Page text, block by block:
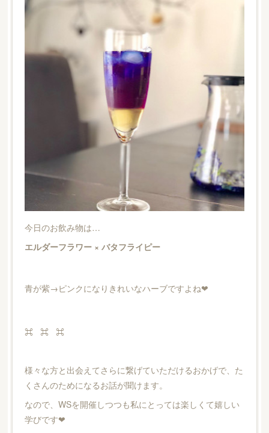
今日のお飲み物は…
エルダーフラワー × バタフライピー
青が紫→ピンクになりきれいなハーブですよね❤︎
⌘ ⌘ ⌘
様々な方と出会えてさらに繋げていただけるおかげで、た
くさんのためになるお話が聞けます。
なので、WSを開催しつつも私にとっては楽しくて嬉しい
学びです❤︎